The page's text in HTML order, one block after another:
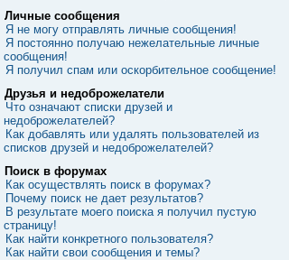
Личные сообщения
Я не могу отправлять личные сообщения!
Я постоянно получаю нежелательные личные
сообщения!
Я получил спам или оскорбительное сообщение!
Друзья и недоброжелатели
Что означают списки друзей и
недоброжелателей?
Как добавлять или удалять пользователей из
списков друзей и недоброжелателей?
Поиск в форумах
Как осуществлять поиск в форумах?
Почему поиск не дает результатов?
В результате моего поиска я получил пустую
страницу!
Как найти конкретного пользователя?
Как найти свои сообщения и темы?